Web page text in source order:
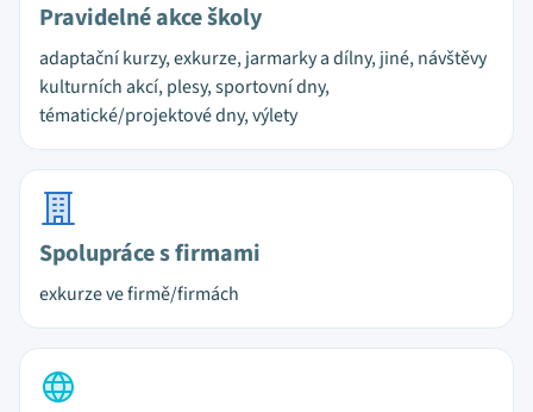
Pravidelné akce školy
adaptační kurzy, exkurze, jarmarky a dílny, jiné, návštěvy
kulturních akcí, plesy, sportovní dny,
tématické/projektové dny, výlety
Spolupráce s firmami
exkurze ve firmě/firmách